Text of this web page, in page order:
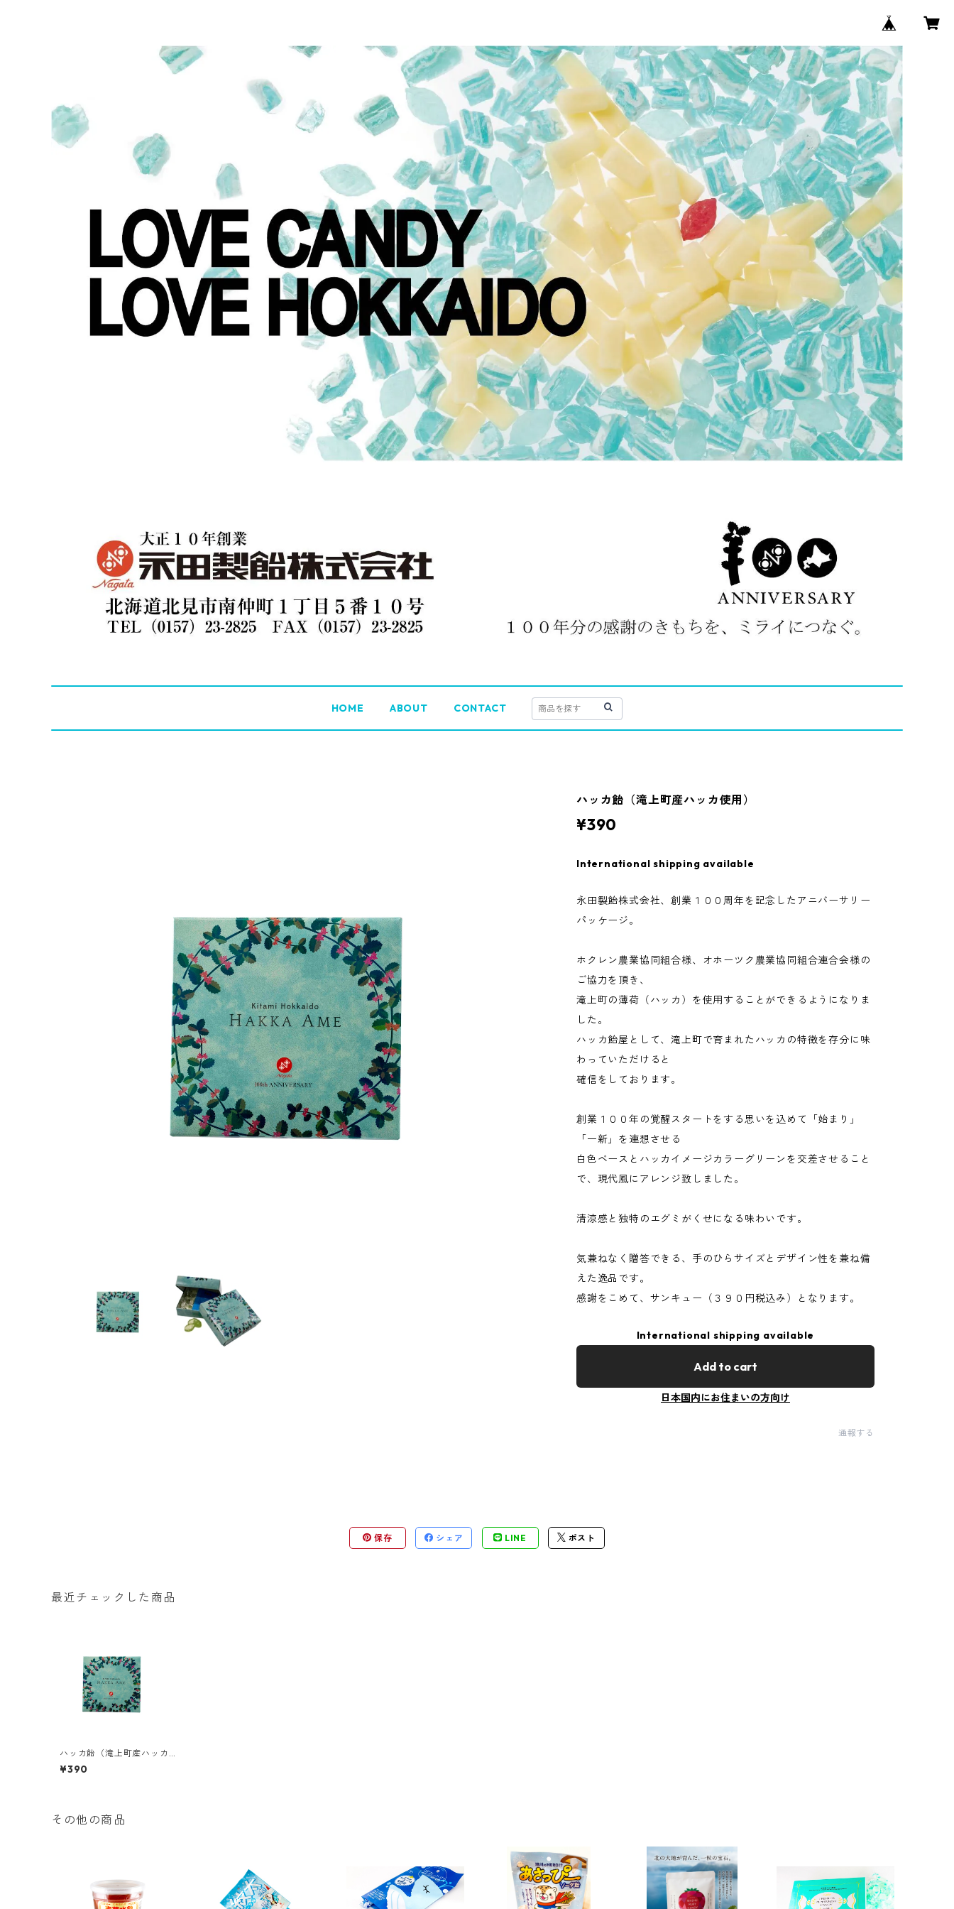
HOME ABOUT CONTACT
ハッカ飴（滝上町産ハッカ使用）
¥390
International shipping available
永田製飴株式会社、創業１００周年を記念したアニバーサリー
パッケージ。
ホクレン農業協同組合様、オホーツク農業協同組合連合会様の
ご協力を頂き、
滝上町の薄荷（ハッカ）を使用することができるようになりま
した。
ハッカ飴屋として、滝上町で育まれたハッカの特徴を存分に味
わっていただけると
確信をしております。
創業１００年の覚醒スタートをする思いを込めて「始まり」
「一新」を連想させる
白色ベースとハッカイメージカラーグリーンを交差させること
で、現代風にアレンジ致しました。
清涼感と独特のエグミがくせになる味わいです。
気兼ねなく贈答できる、手のひらサイズとデザイン性を兼ね備
えた逸品です。
感謝をこめて、サンキュー（３９０円税込み）となります。
International shipping available
Add to cart
日本国内にお住まいの方向け
通報する
保存 シェア LINE ポスト
最近チェックした商品
ハッカ飴（滝上町産ハッカ
使用）
¥390
その他の商品